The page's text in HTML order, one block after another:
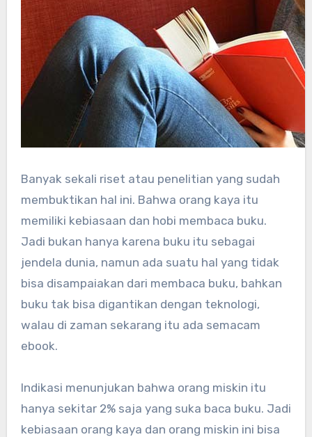
Banyak sekali riset atau penelitian yang sudah
membuktikan hal ini. Bahwa orang kaya itu
memiliki kebiasaan dan hobi membaca buku.
Jadi bukan hanya karena buku itu sebagai
jendela dunia, namun ada suatu hal yang tidak
bisa disampaiakan dari membaca buku, bahkan
buku tak bisa digantikan dengan teknologi,
walau di zaman sekarang itu ada semacam
ebook.
Indikasi menunjukan bahwa orang miskin itu
hanya sekitar 2% saja yang suka baca buku. Jadi
kebiasaan orang kaya dan orang miskin ini bisa